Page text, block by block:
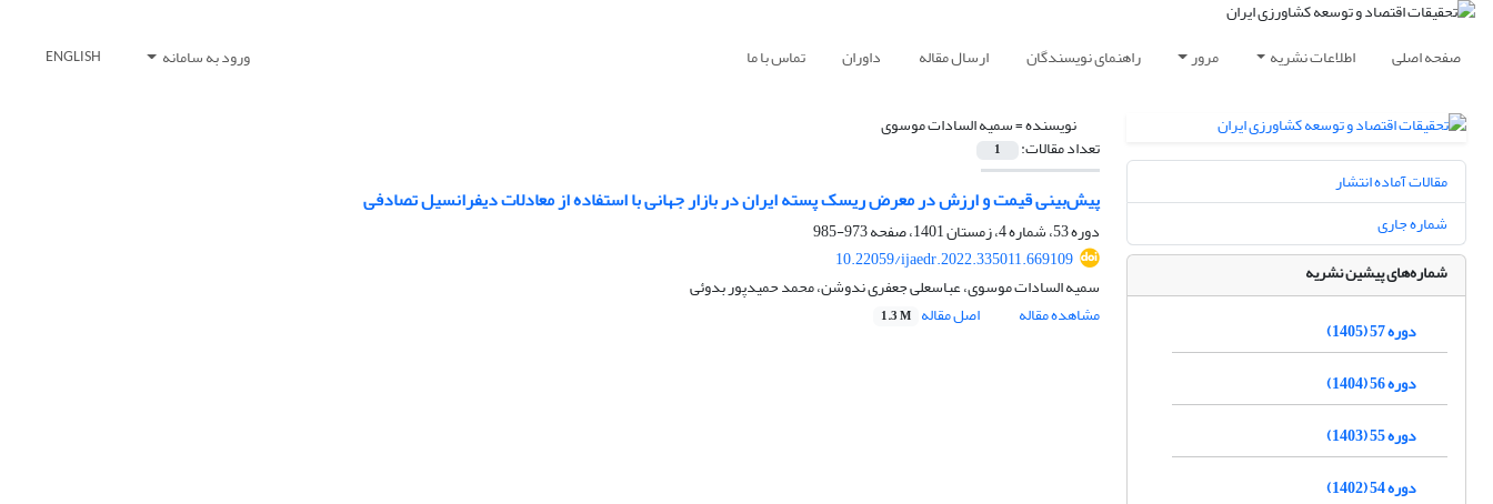
صفحه اصلی اطلاعات نشریه مرور راهنمای نویسندگان ارسال مقاله داوران تماس با ما ورود به سامانه ENGLISH
نویسنده =سمیه السادات موسوی
تعداد مقالات: 1
پیش‌بینی قیمت و ارزش در معرض ریسک پسته ایران در بازار جهانی با استفاده از معادلات دیفرانسیل تصادفی
دوره 53، شماره 4، زمستان 1401، صفحه
973-985
10.22059/ijaedr.2022.335011.669109
سمیه السادات موسوی، عباسعلی جعفری ندوشن، محمد حمیدپور بدوئی
مشاهده مقاله
اصل مقاله 1.3 M
مقالات آماده انتشار
شماره جاری
شماره‌های پیشین نشریه
دوره 57 (1405)
دوره 56 (1404)
دوره 55 (1403)
دوره 54 (1402)